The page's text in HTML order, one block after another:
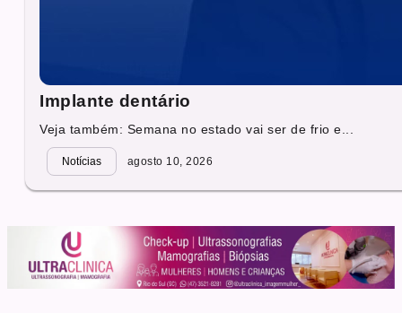
Implante dentário
Veja também: Semana no estado vai ser de frio e...
Notícias agosto 10, 2026